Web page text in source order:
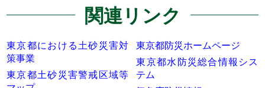
関連リンク
東京都における土砂災害対
策事業
東京都土砂災害警戒区域等
東京都防災ホームページ
東京都水防災総合情報シス
テム